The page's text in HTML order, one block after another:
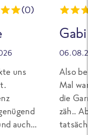
(0)
uns
auch
Gabi
Also
Mal
die
zäh..